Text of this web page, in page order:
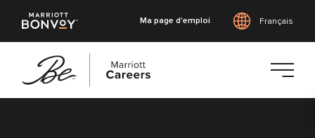
Ma page d'emploi Français